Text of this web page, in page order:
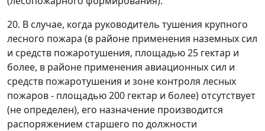
20. В случае, когда руководитель тушения крупного
лесного пожара (в районе применения наземных сил
и средств пожаротушения, площадью 25 гектар и
более, в районе применения авиационных сил и
средств пожаротушения и зоне контроля лесных
пожаров - площадью 200 гектар и более) отсутствует
(не определен), его назначение производится
распоряжением старшего по должности